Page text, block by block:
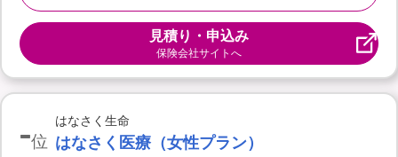
見積り・申込み
保険会社サイトへ
-位
はなさく生命
はなさく医療（女性プラン）